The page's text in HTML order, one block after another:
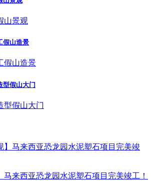
山景观
假山造景
型假山大门
马来西亚恐龙园水泥塑石项目完美竣工！